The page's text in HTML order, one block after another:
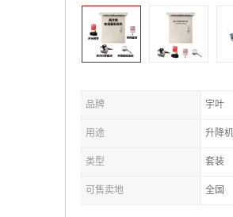
品牌 宇叶
用途 升降
类型 套装
可售卖地 全国